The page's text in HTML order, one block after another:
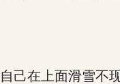
在上面滑雪不现